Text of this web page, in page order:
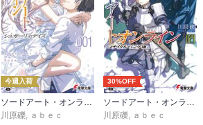
今週入荷
川原礫
ａｂｅｃ
30%OFF
川原礫
ａｂｅｃ